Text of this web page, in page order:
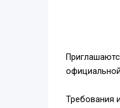
Требования